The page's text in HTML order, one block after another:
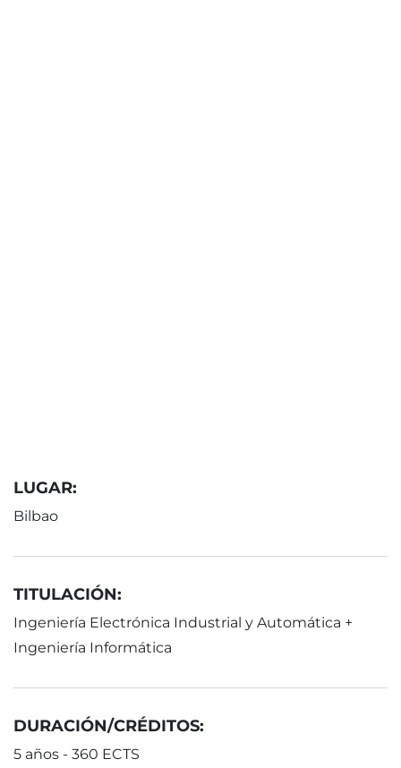
LUGAR:
Bilbao
TITULACIÓN:
Ingeniería Electrónica Industrial y Automática +
Ingeniería Informática
DURACIÓN/CRÉDITOS:
5 años - 360 ECTS